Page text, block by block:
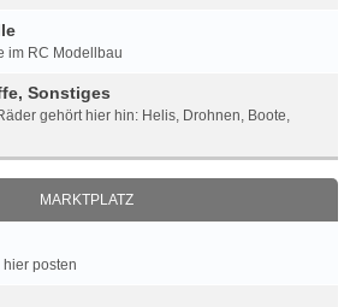
im RC Modellbau
Sonstiges
gehört hier hin: Helis, Drohnen, Boote,
MARKTPLATZ
posten